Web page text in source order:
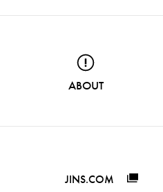
ABOUT
JINS.COM